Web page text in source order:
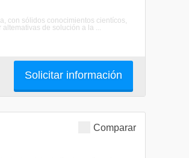
con sólidos conocimientos cientícos,
de solución a la ...
Solicitar información
Comparar